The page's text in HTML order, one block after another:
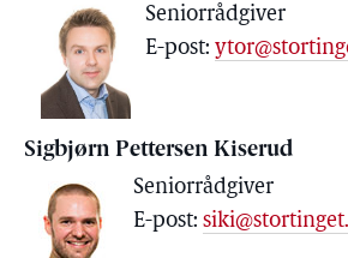
Seniorrådgiver
E-post:
Sigbjørn Pettersen Kiserud
Seniorrådgiver
E-post: